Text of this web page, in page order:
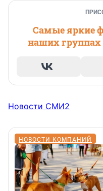
Самые яркие
наших группах
Новости СМИ2
НОВОСТИ КОМПАНИЙ